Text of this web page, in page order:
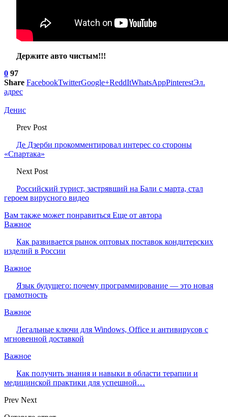
Держите авто чистым!!!
0 97
Share FacebookTwitterGoogle+ReddItWhatsAppPinterestЭл.
адрес
Денис
Prev Post
Де Дзерби прокомментировал интерес со стороны
«Спартака»
Next Post
Российский турист, застрявший на Бали с марта, стал
героем вирусного видео
Вам также может понравиться Еще от автора
Важное
Как развивается рынок оптовых поставок кондитерских
изделий в России
Важное
Язык будущего: почему программирование — это новая
грамотность
Важное
Легальные ключи для Windows, Office и антивирусов с
мгновенной доставкой
Важное
Как получить знания и навыки в области терапии и
медицинской практики для успешной…
Prev Next